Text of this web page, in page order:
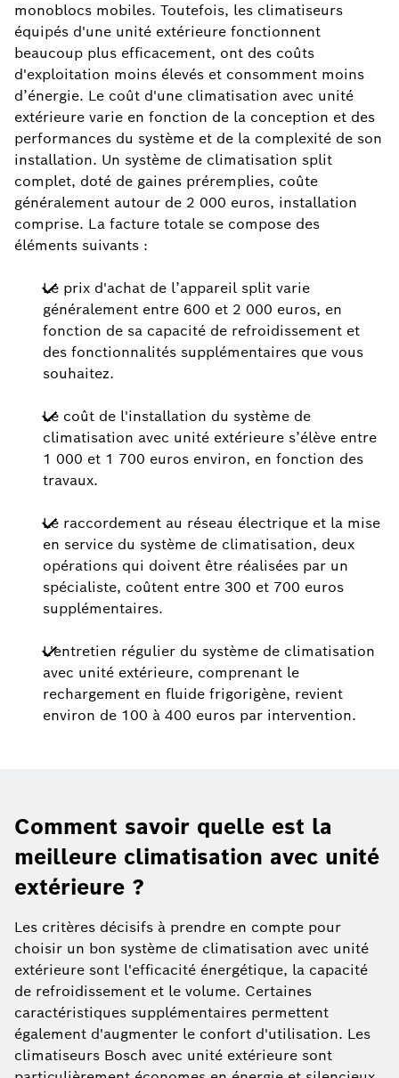
monoblocs mobiles. Toutefois, les climatiseurs
équipés d'une unité extérieure fonctionnent
beaucoup plus efficacement, ont des coûts
d'exploitation moins élevés et consomment moins
d’énergie. Le coût d'une climatisation avec unité
extérieure varie en fonction de la conception et des
performances du système et de la complexité de son
installation. Un système de climatisation split
complet, doté de gaines préremplies, coûte
généralement autour de 2 000 euros, installation
comprise. La facture totale se compose des
éléments suivants :
Le prix d'achat de l’appareil split varie
généralement entre 600 et 2 000 euros, en
fonction de sa capacité de refroidissement et
des fonctionnalités supplémentaires que vous
souhaitez.
Le coût de l'installation du système de
climatisation avec unité extérieure s’élève entre
1 000 et 1 700 euros environ, en fonction des
travaux.
Le raccordement au réseau électrique et la mise
en service du système de climatisation, deux
opérations qui doivent être réalisées par un
spécialiste, coûtent entre 300 et 700 euros
supplémentaires.
L'entretien régulier du système de climatisation
avec unité extérieure, comprenant le
rechargement en fluide frigorigène, revient
environ de 100 à 400 euros par intervention.
Comment savoir quelle est la
meilleure climatisation avec unité
extérieure ?
Les critères décisifs à prendre en compte pour
choisir un bon système de climatisation avec unité
extérieure sont l'efficacité énergétique, la capacité
de refroidissement et le volume. Certaines
caractéristiques supplémentaires permettent
également d'augmenter le confort d'utilisation. Les
climatiseurs Bosch avec unité extérieure sont